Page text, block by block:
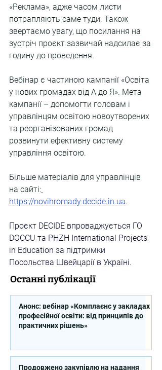
«Реклама», адже часом листи
потрапляють саме туди. Також
звертаємо увагу, що посилання на
зустріч проєкт зазвичай надсилає за
годину до проведення.
Вебінар є частиною кампанії «Освіта
у нових громадах від А до Я». Мета
кампанії – допомогти головам і
управлінцям освітою новоутворених
та реорганізованих громад
розвинути ефективну систему
управління освітою.
Більше матеріалів для управлінців
на сайті:
https://novihromady.decide.in.ua.
Проєкт DECIDE впроваджується ГО
DOCCU та PHZH International Projects
in Education за підтримки
Посольства Швейцарії в Україні.
Останні публікації
Анонс: вебінар «Комплаєнс у закладах
професійної освіти: від принципів до
практичних рішень»
Продовжено закупівлю на надання